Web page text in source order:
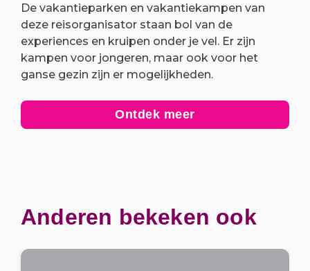
De vakantieparken en vakantiekampen van
deze reisorganisator staan bol van de
experiences en kruipen onder je vel. Er zijn
kampen voor jongeren, maar ook voor het
ganse gezin zijn er mogelijkheden.
Ontdek meer
Anderen bekeken ook